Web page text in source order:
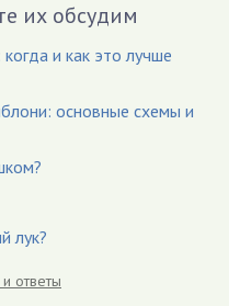
их обсудим
и как это лучше
основные схемы и
лук?
ответы